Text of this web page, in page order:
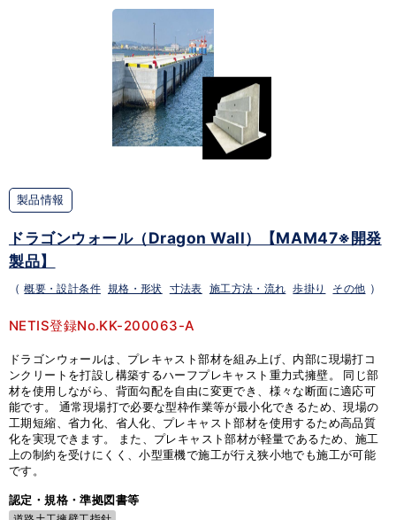
製品情報
ドラゴンウォール（Dragon Wall）【MAM47※開発
製品】
（ 概要・設計条件 規格・形状 寸法表 施工方法・流れ 歩掛り その他 ）
NETIS登録No.KK-200063-A
ドラゴンウォールは、プレキャスト部材を組み上げ、内部に現場打コ
ンクリートを打設し構築するハーフプレキャスト重力式擁壁。 同じ部
材を使用しながら、背面勾配を自由に変更でき、様々な断面に適応可
能です。 通常現場打で必要な型枠作業等が最小化できるため、現場の
工期短縮、省力化、省人化、プレキャスト部材を使用するため高品質
化を実現できます。 また、プレキャスト部材が軽量であるため、施工
上の制約を受けにくく、小型重機で施工が行え狭小地でも施工が可能
です。
認定・規格・準拠図書等